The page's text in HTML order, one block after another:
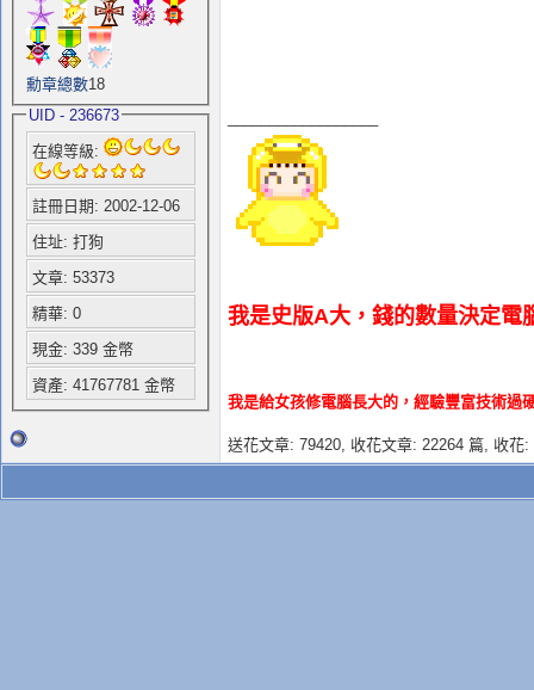
勳章總數18
UID - 236673
在線等級:
註冊日期: 2002-12-06
住址: 打狗
文章: 53373
精華: 0
現金: 339 金幣
資產: 41767781 金幣
我是史版A大，錢的數量決定電
我是給女孩修電腦長大的，經驗豐富技術過
送花文章: 79420, 收花文章: 22264 篇, 收花: